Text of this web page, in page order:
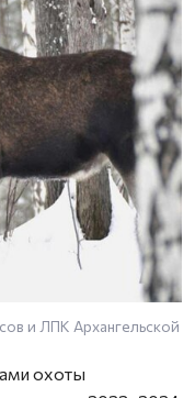
и ЛПК Архангельской
охоты